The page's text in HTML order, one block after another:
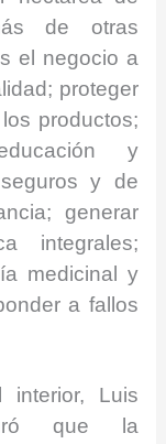
de otras
el negocio a
proteger
productos;
y
y de
generar
integrales;
medicinal y
a fallos
Luis
que la